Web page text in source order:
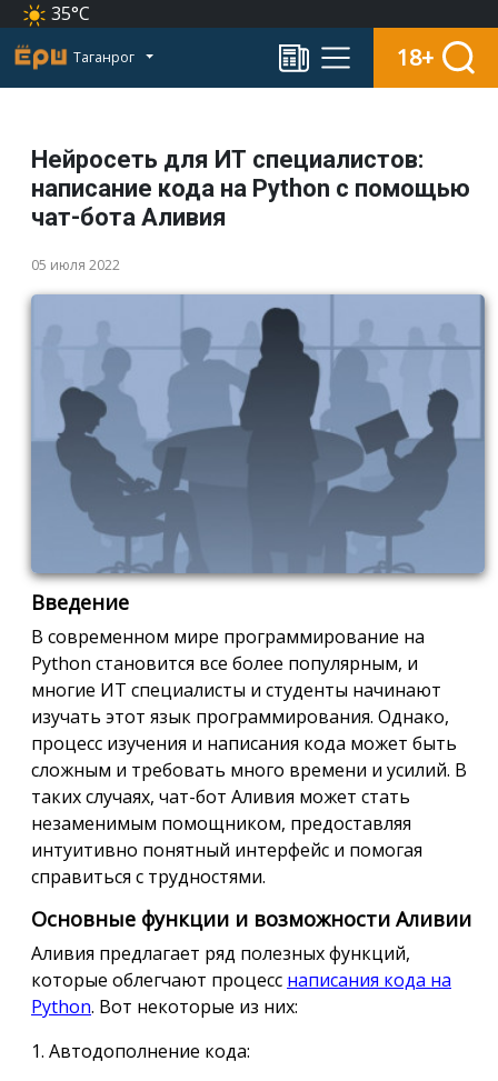
35°C
Таганрог 18+
Нейросеть для ИТ специалистов:
написание кода на Python с помощью
чат-бота Аливия
05 июля 2022
Введение
В современном мире программирование на
Python становится все более популярным, и
многие ИТ специалисты и студенты начинают
изучать этот язык программирования. Однако,
процесс изучения и написания кода может быть
сложным и требовать много времени и усилий. В
таких случаях, чат-бот Аливия может стать
незаменимым помощником, предоставляя
интуитивно понятный интерфейс и помогая
справиться с трудностями.
Основные функции и возможности Аливии
Аливия предлагает ряд полезных функций,
которые облегчают процесс написания кода на
Python. Вот некоторые из них:
1. Автодополнение кода: